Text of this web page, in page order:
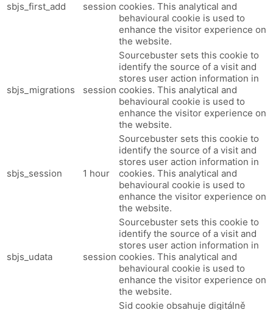
sbjs_first_add session cookies. This analytical and
behavioural cookie is used to
enhance the visitor experience on
the website.
sbjs_migrations session
Sourcebuster sets this cookie to
identify the source of a visit and
stores user action information in
cookies. This analytical and
behavioural cookie is used to
enhance the visitor experience on
the website.
sbjs_session 1 hour
Sourcebuster sets this cookie to
identify the source of a visit and
stores user action information in
cookies. This analytical and
behavioural cookie is used to
enhance the visitor experience on
the website.
sbjs_udata session
Sourcebuster sets this cookie to
identify the source of a visit and
stores user action information in
cookies. This analytical and
behavioural cookie is used to
enhance the visitor experience on
the website.
Sid cookie obsahuje digitálně